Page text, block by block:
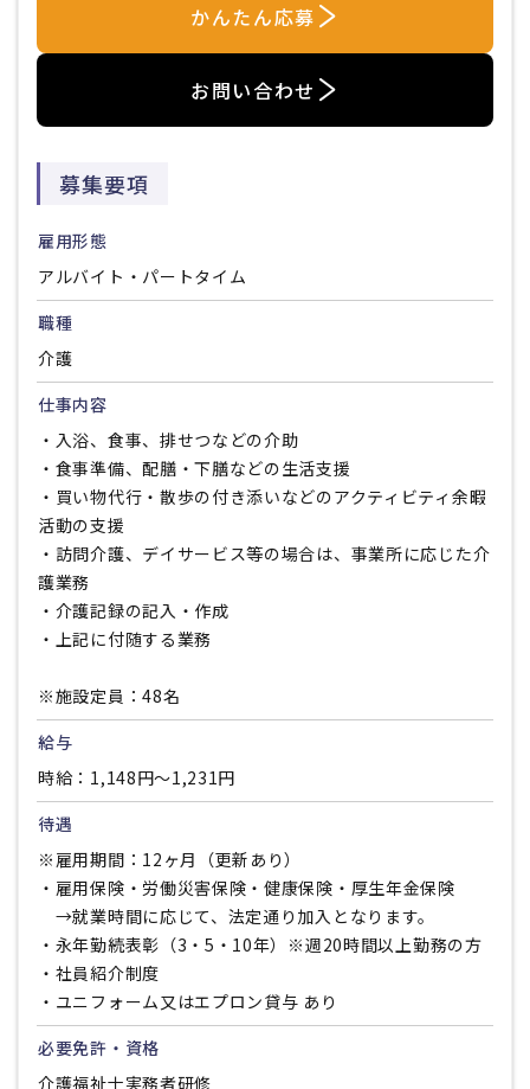
かんたん応募
お問い合わせ
募集要項
雇用形態
アルバイト・パートタイム
職種
介護
仕事内容
・入浴、食事、排せつなどの介助
・食事準備、配膳・下膳などの生活支援
・買い物代行・散歩の付き添いなどのアクティビティ余暇
活動の支援
・訪問介護、デイサービス等の場合は、事業所に応じた介
護業務
・介護記録の記入・作成
・上記に付随する業務
※施設定員：48名
給与
時給：1,148円〜1,231円
待遇
※雇用期間：12ヶ月（更新あり）
・雇用保険・労働災害保険・健康保険・厚生年金保険
→就業時間に応じて、法定通り加入となります。
・永年勤続表彰（3・5・10年）※週20時間以上勤務の方
・社員紹介制度
・ユニフォーム又はエプロン貸与 あり
必要免許・資格
介護福祉士実務者研修